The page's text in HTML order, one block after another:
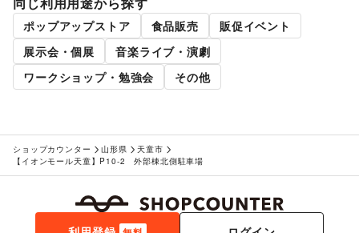
ポップアップストア 食品販売
販促イベント
展示会・個展
音楽ライブ・演劇
ワークショップ・勉強会
その他
ショップカウンター 山形県
天童市
【イオンモール天童】P10-2 外部棟北側駐車場